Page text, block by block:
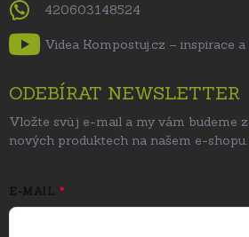
420603148524
Videa Kompostuj.cz – inspirace
ODEBÍRAT NEWSLETTER
Vložte svůj e-mail a my vám budeme
nových produktech na našem e-shopu.
E-MAIL